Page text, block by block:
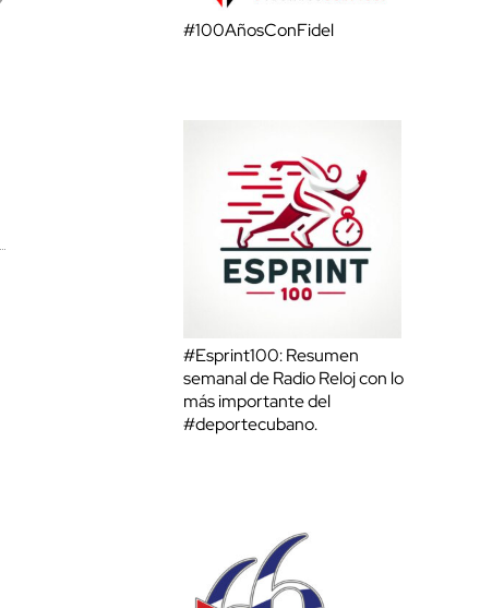
#100AñosConFidel
#Esprint100: Resumen
semanal de Radio Reloj con lo
más importante del
#deportecubano.